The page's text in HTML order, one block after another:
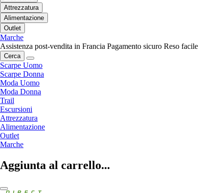
Attrezzatura
Alimentazione
Outlet
Marche
Assistenza post-vendita in Francia Pagamento sicuro Reso facile
Cerca
Scarpe Uomo
Scarpe Donna
Moda Uomo
Moda Donna
Trail
Escursioni
Attrezzatura
Alimentazione
Outlet
Marche
Aggiunta al carrello...